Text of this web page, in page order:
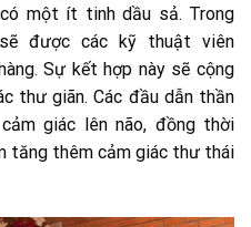
một ít tinh dầu sả. Trong
được các kỹ thuật viên
Sự kết hợp này sẽ cộng
thư giãn. Các đầu dẫn thần
giác lên não, đồng thời
tăng thêm cảm giác thư thái